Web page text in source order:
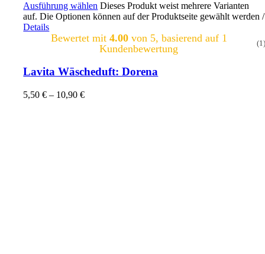
Ausführung wählen Dieses Produkt weist mehrere Varianten
auf. Die Optionen können auf der Produktseite gewählt werden/
Details
Bewertet mit 4.00von 5, basierend auf 1
Kundenbewertung
(1)
Lavita Wäscheduft: Dorena
5,50€ – 10,90€